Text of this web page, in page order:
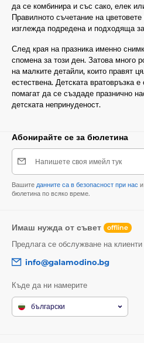
да се комбинира и със сако, елек
Правилното съчетание на
изглежда подредена и подходяща
След края на празника именно
спомена за този ден. Затова много
на малките детайли, които правят
естествена. Детската вратовръзка
помагат да се създаде празнично
детската непринуденост.
Абонирайте се за бюлетина
Напишете своя имейл тук
Вашите данните са в безопасност при нас
бюлетина по всяко време.
Имаш нужда от съвет offline
Предлага се обслужване на клиенти
info@galamodino.bg
Къде да ни намерите
български